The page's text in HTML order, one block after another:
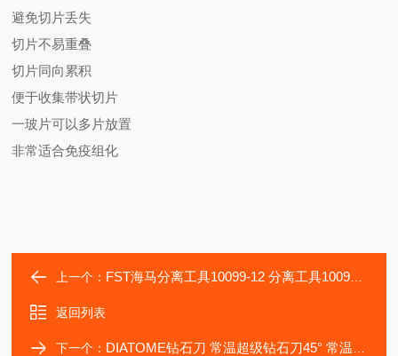
避免切片丢失
切片不易重叠
切片同向累积
便于收集带状切片
一玻片可以多片放置
非常适合免疫组化
上一个： FST海马分离工具10099-12 分离工具10099-15
返回列表
下一个： DIATOME钻石刀 常温超级钻石刀45° 常温超级钻石刀35°